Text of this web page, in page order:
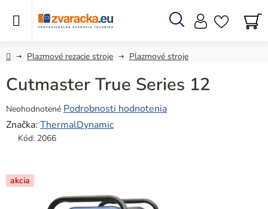
Hľadať
DomovPlazmové rezacie stroje Plazmové stroje
Cutmaster True Series 12
Priemerné
hodnotenie
produktu
z
5
hviezdičiek.
Neohodnotené Podrobnosti hodnotenia
Značka: ThermalDynamic
Kód: 2066
akcia